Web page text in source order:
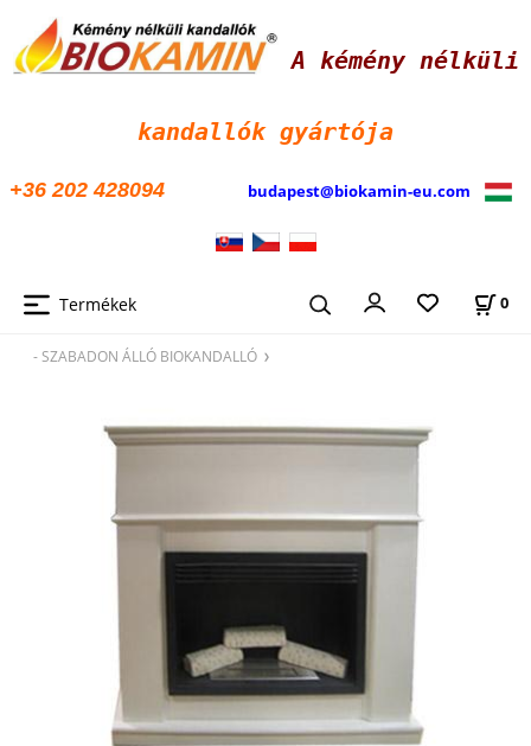
A kémény nélküli
kandallók gyártója
+36 202 428094 budapest@biokamin-eu.com
Termékek 0
- SZABADON ÁLLÓ BIOKANDALLÓ